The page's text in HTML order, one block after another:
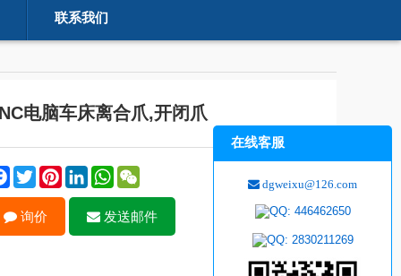
联系我们
电脑车床离合爪,开闭爪
Facebook
TwitterPinterestLinkedInWhatsApp
询价 发送邮件
在线客服
dgweixu@126.com